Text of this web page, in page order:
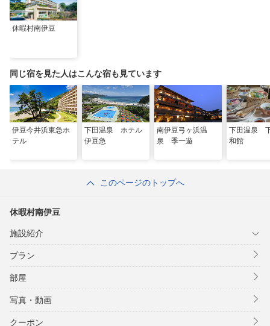
休暇村南伊豆
同じ宿を見た人はこんな宿も見ています
伊豆今井浜東急ホ
テル
下田温泉 ホテル
伊豆急
南伊豆弓ヶ浜温
泉 季一遊
下田温泉
和館
このページのトップへ
休暇村南伊豆
施設紹介
プラン
部屋
写真・動画
クーポン